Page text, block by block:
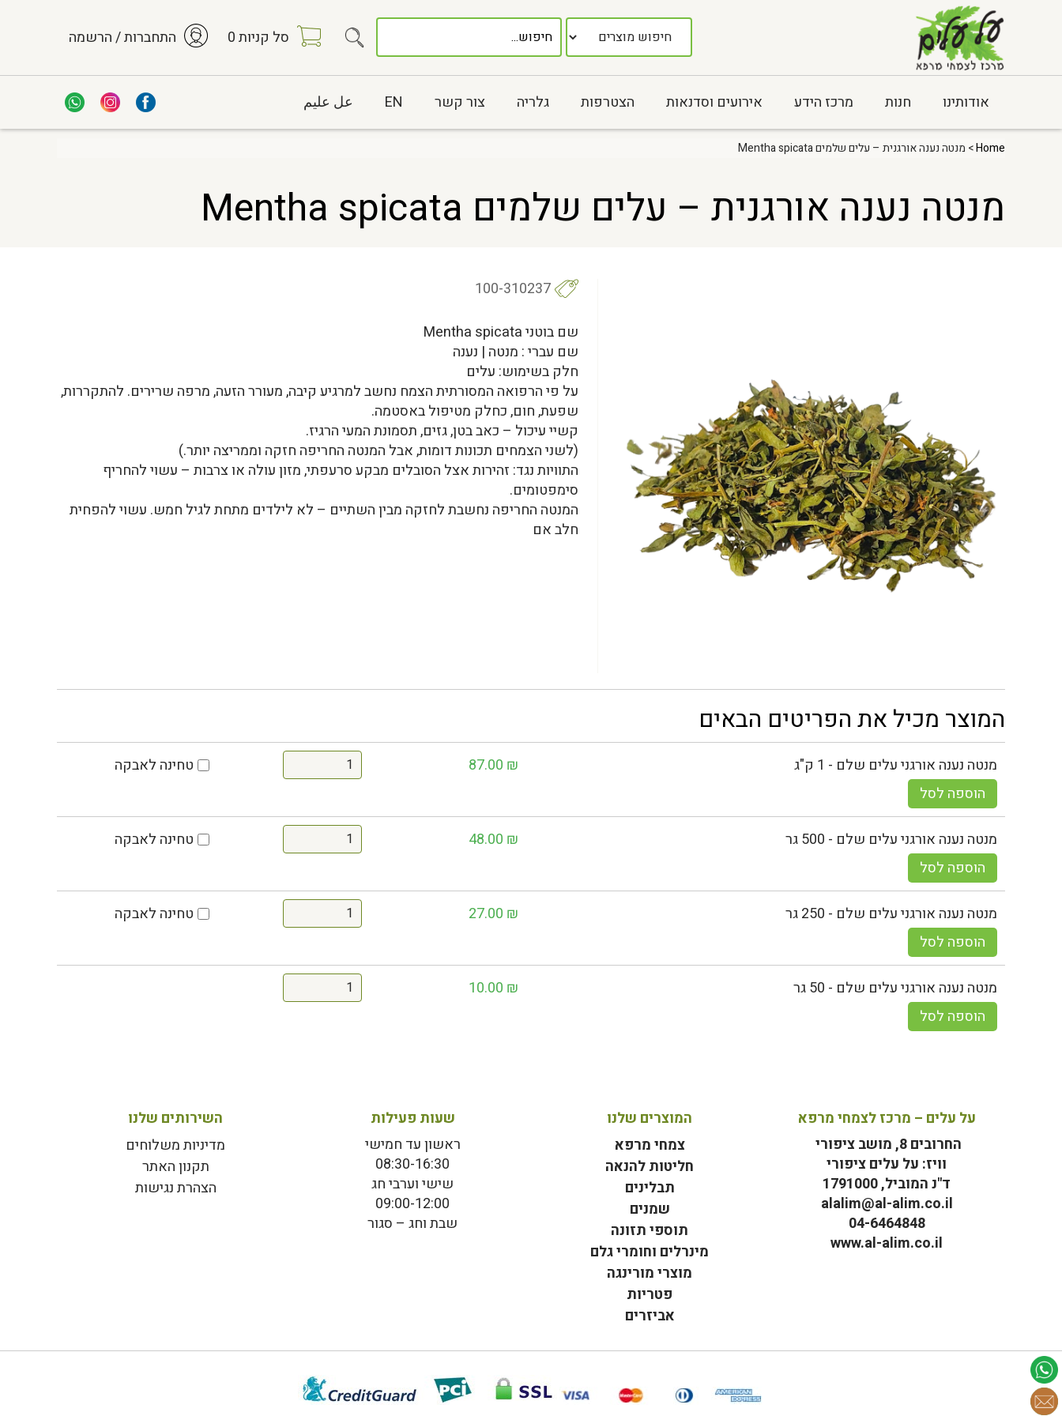
סל קניות0 התחברות / הרשמה
אודותינו חנות מרכז הידע אירועים וסדנאות הצטרפות גלריה צור קשר EN عل عليم
Home> מנטה נענה אורגנית – עלים שלמים Mentha spicata
מנטה נענה אורגנית – עלים שלמים Mentha spicata
100-310237
שם בוטני Mentha spicata
שם עברי : מנטה | נענה
חלק בשימוש: עלים
על פי הרפואה המסורתית הצמח נחשב למרגיע קיבה, מעורר הזעה, מרפה שרירים. להתקררות,
שפעת, חום, כחלק מטיפול באסטמה.
קשיי עיכול – כאב בטן, גזים, תסמונת המעי הרגיז.
(לשני הצמחים תכונות דומות, אבל המנטה החריפה חזקה וממריצה יותר.)
התוויות נגד: זהירות אצל הסובלים מבקע סרעפתי, מזון עולה או צרבות – עשוי להחריף
סימפטומים.
המנטה החריפה נחשבת לחזקה מבין השתיים – לא לילדים מתחת לגיל חמש. עשוי להפחית
חלב אם
המוצר מכיל את הפריטים הבאים
מנטה נענה אורגני עלים שלם - 1 ק"ג 87.00 ₪
טחינה לאבקה
הוספה לסל
מנטה נענה אורגני עלים שלם - 500 גר 48.00 ₪
טחינה לאבקה
הוספה לסל
מנטה נענה אורגני עלים שלם - 250 גר 27.00 ₪
טחינה לאבקה
הוספה לסל
מנטה נענה אורגני עלים שלם - 50 גר 10.00 ₪
הוספה לסל
על עלים – מרכז לצמחי מרפא
החרובים 8, מושב ציפורי
וויז: על עלים ציפורי
ד"נ המוביל, 1791000
alalim@al-alim.co.il
04-6464848
www.al-alim.co.il
המוצרים שלנו
צמחי מרפא
חליטות להנאה
תבלינים
שמנים
תוספי תזונה
מינרלים וחומרי גלם
מוצרי מורינגה
פטריות
אביזרים
שעות פעילות
ראשון עד חמישי
08:30-16:30
שישי וערבי חג
09:00-12:00
שבת וחג – סגור
השירותים שלנו
מדיניות משלוחים
תקנון האתר
הצהרת נגישות